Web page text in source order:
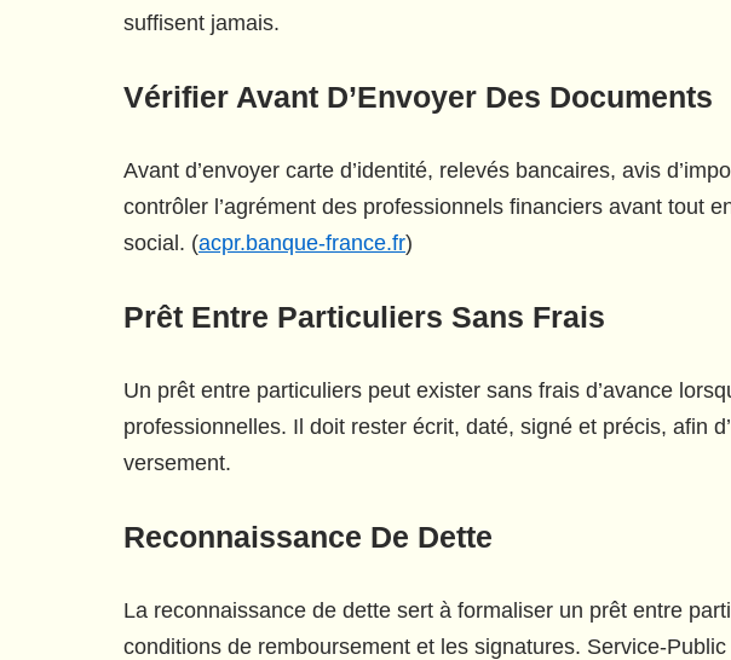
suffisent jamais.
Vérifier Avant D’Envoyer Des Documents
Avant d’envoyer carte d’identité, relevés bancaires, avis
contrôler l’agrément des professionnels financiers avant tout
social. (acpr.banque-france.fr)
Prêt Entre Particuliers Sans Frais
Un prêt entre particuliers peut exister sans frais d’avance
professionnelles. Il doit rester écrit, daté, signé et précis, afin
versement.
Reconnaissance De Dette
La reconnaissance de dette sert à formaliser un prêt entre
conditions de remboursement et les signatures. Service-